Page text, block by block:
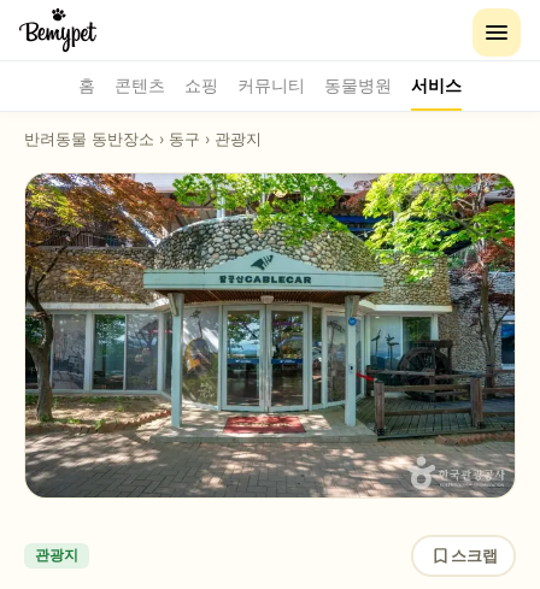
홈 콘텐츠 쇼핑 커뮤니티 동물병원 서비스
반려동물 동반장소 › 동구 › 관광지
관광지 스크랩